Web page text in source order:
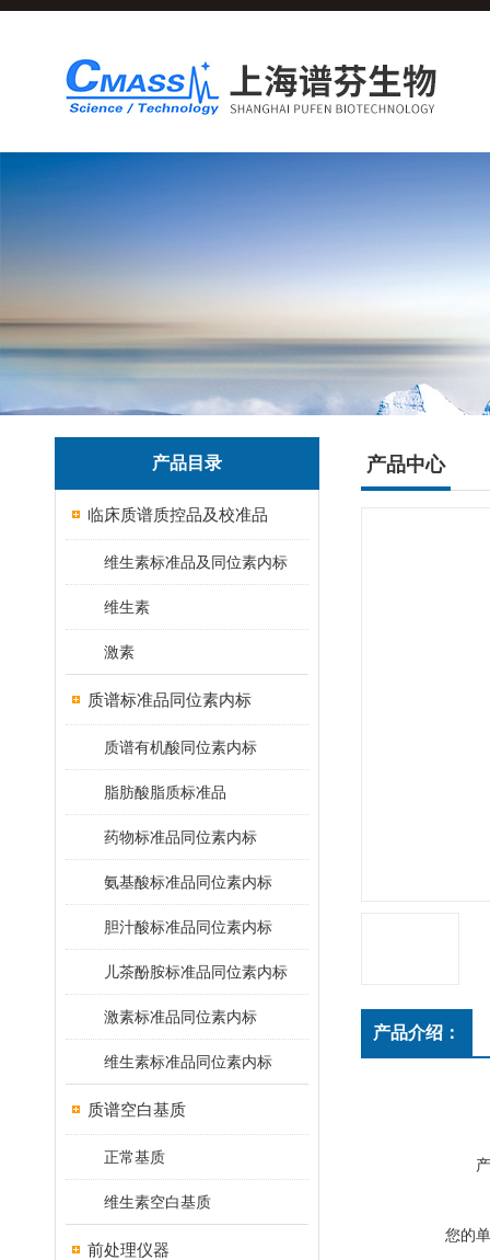
产品目录
临床质谱质控品及校准品
维生素标准品及同位素内标
维生素
激素
质谱标准品同位素内标
质谱有机酸同位素内标
脂肪酸脂质标准品
药物标准品同位素内标
氨基酸标准品同位素内标
胆汁酸标准品同位素内标
儿茶酚胺标准品同位素内标
激素标准品同位素内标
维生素标准品同位素内标
质谱空白基质
正常基质
维生素空白基质
前处理仪器
产品中心
产品介绍：
您的